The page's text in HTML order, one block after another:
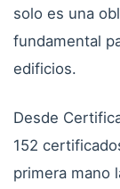
solo es una
fundamental
edificios.
Desde
152
primera mano